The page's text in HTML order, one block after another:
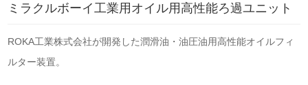
ミラクルボーイ工業用オイル用高性能ろ過ユニット
ROKA工業株式会社が開発した潤滑油・油圧油用高性能オイルフィ
ルター装置。